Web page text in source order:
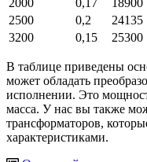
2000
0,17 18900
2500
0,2 24135
3200
0,15 25300
В таблице приведены
может обладать
исполнении. Это
масса. У нас вы также
трансформаторов,
характеристиками.